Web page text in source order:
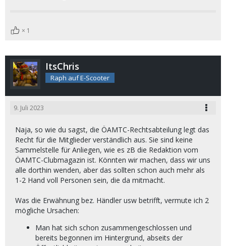
1
ItsChris
Raph auf E-Scooter
9. Juli 2023
Naja, so wie du sagst, die ÖAMTC-Rechtsabteilung legt das
Recht für die Mitglieder verständlich aus. Sie sind keine
Sammelstelle für Anliegen, wie es zB die Redaktion vom
ÖAMTC-Clubmagazin ist. Könnten wir machen, dass wir uns
alle dorthin wenden, aber das sollten schon auch mehr als
1-2 Hand voll Personen sein, die da mitmacht.
Was die Erwähnung bez. Händler usw betrifft, vermute ich 2
mögliche Ursachen:
Man hat sich schon zusammengeschlossen und
bereits begonnen im Hintergrund, abseits der